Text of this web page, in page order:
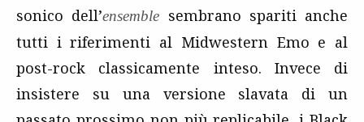
sonico dell’ensemble sembrano spariti anche
tutti i riferimenti al Midwestern Emo e al
post-rock classicamente inteso. Invece di
insistere su una versione slavata di un